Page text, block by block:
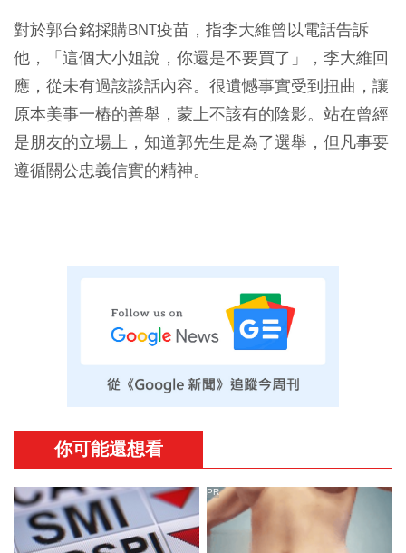
對於郭台銘採購BNT疫苗，指李大維曾以電話告訴
他，「這個大小姐說，你還是不要買了」，李大維回
應，從未有過該談話內容。很遺憾事實受到扭曲，讓
原本美事一樁的善舉，蒙上不該有的陰影。站在曾經
是朋友的立場上，知道郭先生是為了選舉，但凡事要
遵循關公忠義信實的精神。